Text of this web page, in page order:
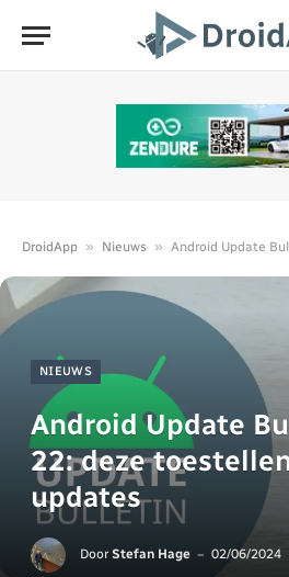
DroidApp » Nieuws » Android Update Bulletin
NIEUWS
Android Update
22: deze
updates
Door Stefan Hage 02/06/2024